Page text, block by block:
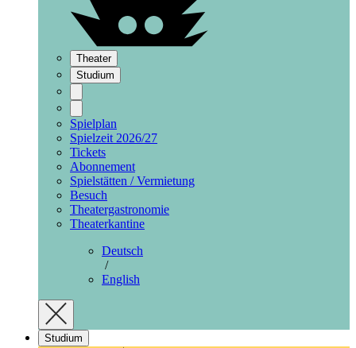
Theater
Studium
Spielplan
Spielzeit 2026/27
Tickets
Abonnement
Spielstätten / Vermietung
Besuch
Theatergastronomie
Theaterkantine
Deutsch
/
English
Studium